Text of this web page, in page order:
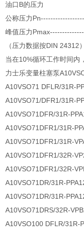
油口B的压力
公称压力
峰值压力
（压力数据按DIN 24312）
当在10%循环工作时间内
力士乐变量柱塞泵
A10VSO71 DFLR/31R-
A10VSO71/DFR1/31R-
A10VSO71DFR/31R-
A10VSO71DFR1/31R-
A10VSO71DFR1/31R-
A10VSO71DFR1/32R-
A10VSO71DFR1/32R-
A10VSO71DR/31R-
A10VSO71DR/31R-
A10VSO71DRS/32R-
A10VSO100 DFLR/31R-